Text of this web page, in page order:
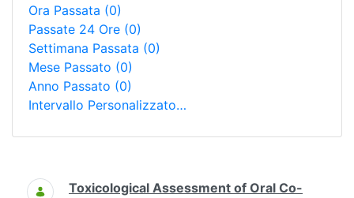
Ora Passata (0)
Passate 24 Ore (0)
Settimana Passata (0)
Mese Passato (0)
Anno Passato (0)
Intervallo Personalizzato…
Ricerca
Toxicological Assessment of Oral Co-